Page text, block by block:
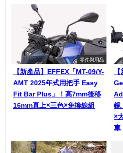
零件與用品
【新產品】EFFEX「MT-09/Y-
AMT 2025年式用把手 Easy
Fit Bar Plus」！高7mm後移
16mm直上×三色×免換線組
鏡
×
車